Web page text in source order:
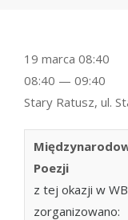
Poezji
z tej okazji w
zorganizowano:
19 marca 08:40
08:40 — 09:40
Stary Ratusz, ul.